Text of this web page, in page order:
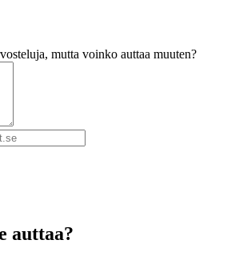
mutta voinko auttaa muuten?
auttaa?